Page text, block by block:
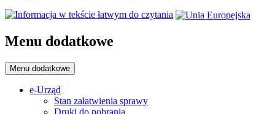
Menu dodatkowe
Menu dodatkowe
e-Urząd
Stan załatwienia sprawy
Druki do pobrania